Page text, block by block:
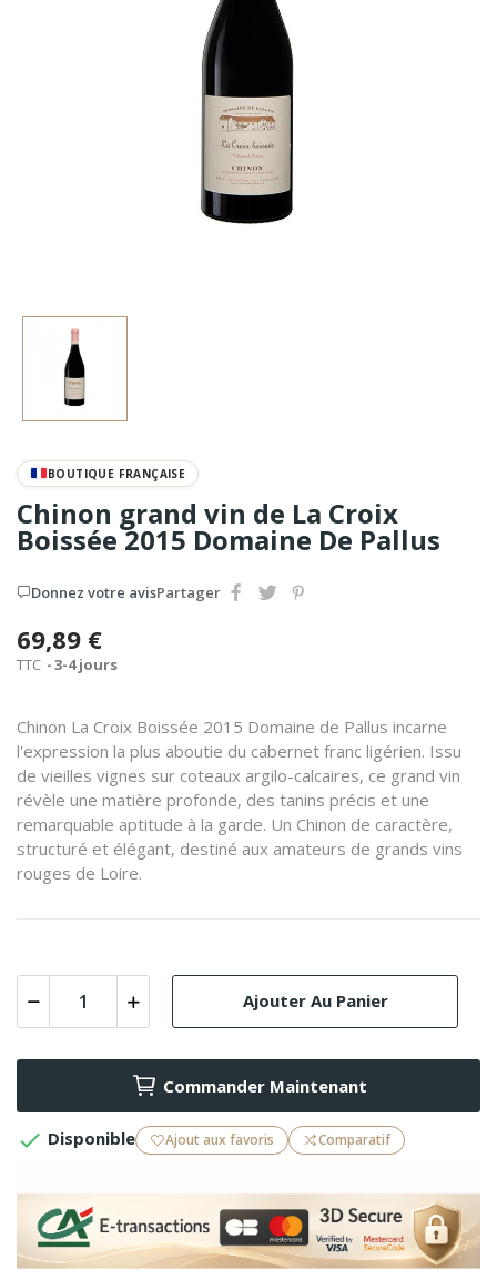
BOUTIQUE FRANÇAISE
Chinon grand vin de La Croix
Boissée 2015 Domaine De Pallus
Donnez votre avisPartager
69,89 €
TTC 3-4 jours
Chinon La Croix Boissée 2015 Domaine de Pallus incarne
l'expression la plus aboutie du cabernet franc ligérien. Issu
de vieilles vignes sur coteaux argilo-calcaires, ce grand vin
révèle une matière profonde, des tanins précis et une
remarquable aptitude à la garde. Un Chinon de caractère,
structuré et élégant, destiné aux amateurs de grands vins
rouges de Loire.
Ajouter Au Panier
Commander Maintenant
 Disponible Ajout aux favoris Comparatif